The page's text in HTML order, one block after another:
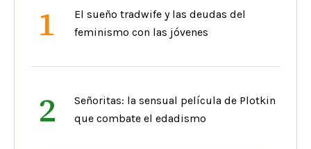
1
El sueño tradwife y las deudas del
feminismo con las jóvenes
2
Señoritas: la sensual película de Plotkin
que combate el edadismo